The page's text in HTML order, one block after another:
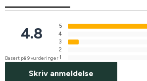
4.8
Basert på 9 vurderinger
5
4
3
2
1
Skriv anmeldelse